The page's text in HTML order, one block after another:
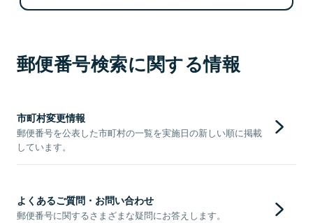
郵便番号検索に関する情報
市町村変更情報
郵便番号を公表した市町村の一覧を実施日の新しい順に掲載
しています。
よくあるご質問・お問い合わせ
郵便番号に関するさまざまな疑問にお答えします。